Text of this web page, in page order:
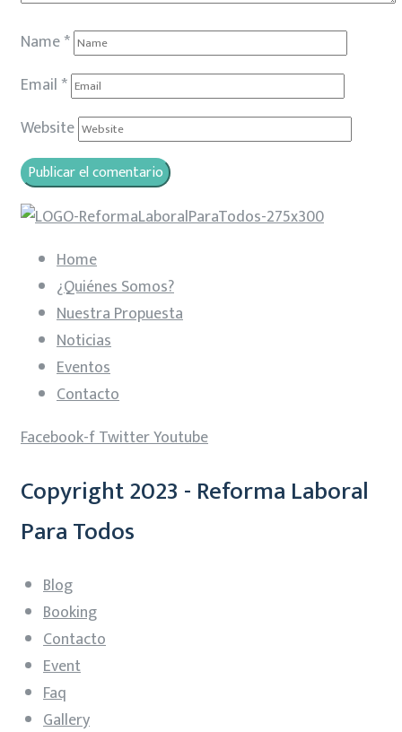
Name*
Email *
Website
Home
¿Quiénes Somos?
Nuestra Propuesta
Noticias
Eventos
Contacto
Facebook-fTwitterYoutube
Copyright 2023 - Reforma Laboral
Para Todos
Blog
Booking
Contacto
Event
Faq
Gallery